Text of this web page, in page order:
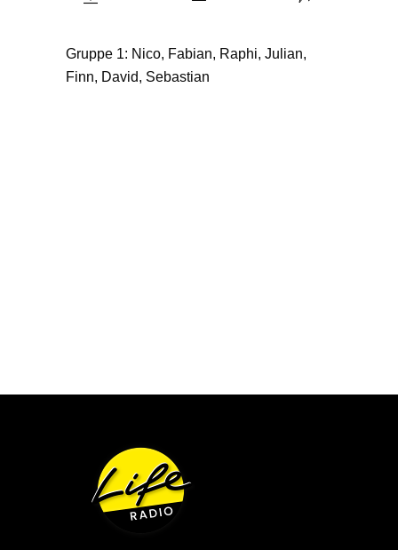
Gruppe 1: Nico, Fabian, Raphi, Julian,
Finn, David, Sebastian